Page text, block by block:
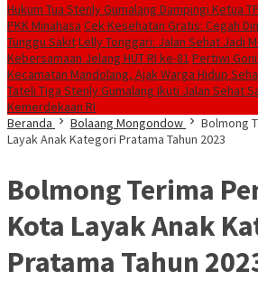
Hukum Tua Stenly Gumalang Dampingi Ketua
PKK Minahasa Cek Kesehatan Gratis: Cegah
Tunggu SakitLelly Tonggari: Jalan Sehat Jadi
Kebersamaan Jelang HUT RI ke-81 Pertiwi
Kecamatan Mandolang, Ajak Warga Hidup
Tateli Tiga Stenly Gumalang Ikuti Jalan Sehat
Kemerdekaan RI
Beranda
Bolaang Mongondow
Bolmong
Layak Anak Kategori Pratama Tahun 2023
Bolmong Terima
Kota Layak Anak
Pratama Tahun